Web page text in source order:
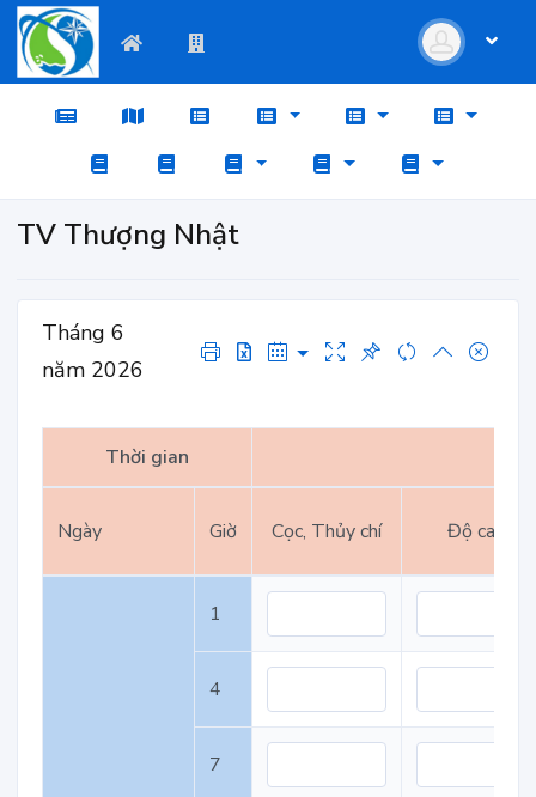
TV Thượng Nhật
Tháng 6
năm 2026
Thời gian
Ngày Giờ Cọc, Thủy chí Độ cao
1
4
7